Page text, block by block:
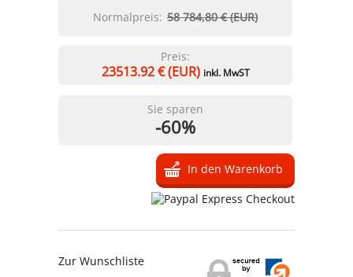
Normalpreis: 58 784,80 € (EUR)
Preis:
23513.92€ (EUR) inkl. MwST
Sie sparen
-60%
Zur Wunschliste